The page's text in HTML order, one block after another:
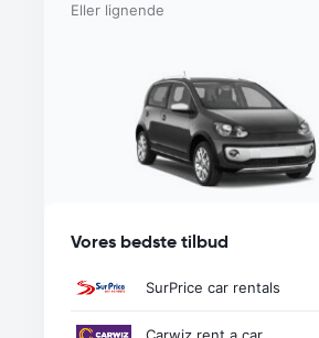
Eller lignende
Vores bedste tilbud
SurPrice car rentals
Carwiz rent a car